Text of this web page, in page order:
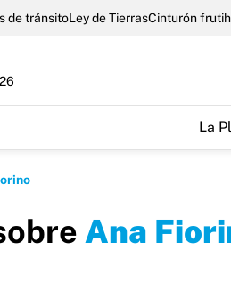
de tránsitoLey de TierrasCinturón
La
Ana